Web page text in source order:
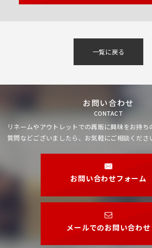
一覧に戻る
お問い合わせ
CONTACT
リネームやアウトレットでの再販に興味をお持ち
質問などございましたら、お気軽にご相談くださ
お問い合わせフォーム
メールでのお問い合わせ